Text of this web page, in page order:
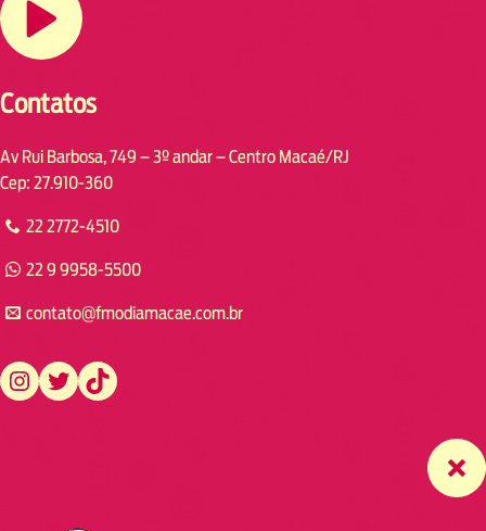
Contatos
Av Rui Barbosa, 749 – 3º andar – Centro Macaé/RJ
Cep: 27.910-360
22 2772-4510
22 9 9958-5500
contato@fmodiamacae.com.br
https://www.instagram.com/fmodia.macae/ https://twitter.com/fmodia.macae/ https://www.tiktok.com/@fmodia.macae